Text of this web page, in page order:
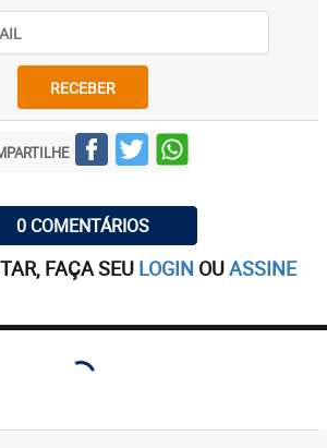
RECEBER
0 COMENTÁRIOS
FAÇA SEU LOGIN OUASSINE